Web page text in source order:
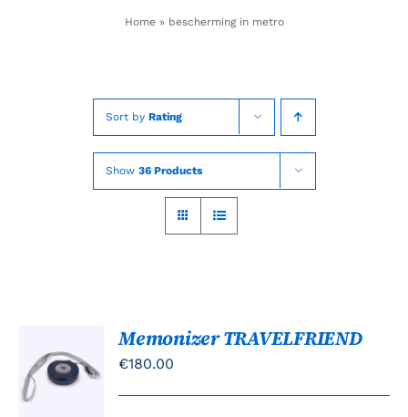
Home» bescherming in metro
Sort by Rating
Show 36 Products
AAN
WINKELWAGEN
Memonizer TRAVELFRIEND
€180.00